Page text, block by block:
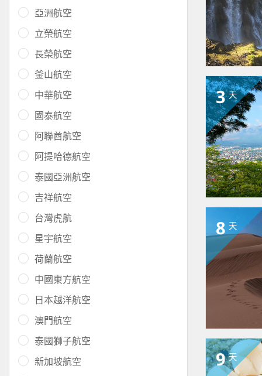
亞洲航空
立榮航空
長榮航空
釜山航空
中華航空
國泰航空
阿聯酋航空
阿提哈德航空
泰國亞洲航空
吉祥航空
台灣虎航
星宇航空
荷蘭航空
中國東方航空
日本越洋航空
澳門航空
泰國獅子航空
新加坡航空
3 天
8 天
9 天